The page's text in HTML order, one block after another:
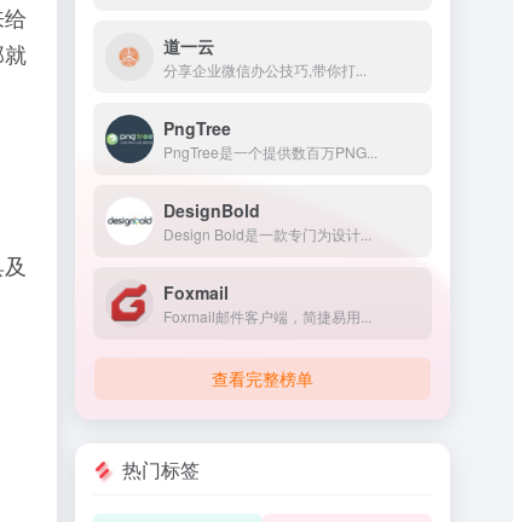
道一云
分享企业微信办公技巧,带你打...
PngTree
PngTree是一个提供数百万PNG...
DesignBold
Design Bold是一款专门为设计...
Foxmail
Foxmail邮件客户端，简捷易用...
查看完整榜单
热门标签